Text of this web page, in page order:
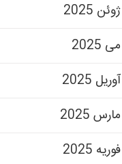
ژوئن 2025
می 2025
آوریل 2025
مارس 2025
فوریه 2025